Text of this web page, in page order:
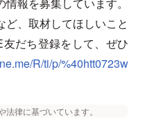
報を募集しています。
ど、取材してほしいこと
だち登録をして、ぜひ
R/ti/p/%40htt0723w
律に基づいています。